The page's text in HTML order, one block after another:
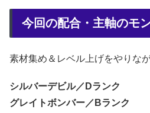
今回の配合・主軸のモ
素材集め＆レベル上げをやりなが
シルバーデビル／Dランク
グレイトボンバー／Bランク